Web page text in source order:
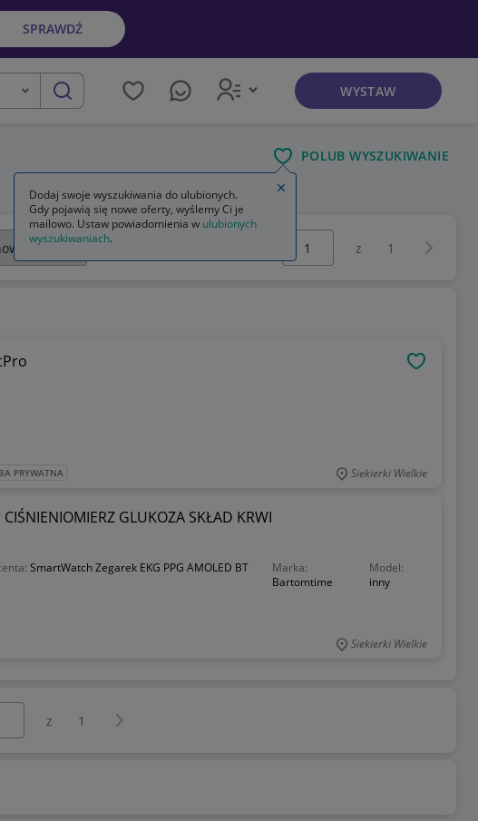
SPRAWDŹ
szukaj WYSTAW
POLUB WYSZUKIWANIE
z 1
PRYWATNA Siekierki Wielkie
GLUKOZA SKŁAD KRWI
SmartWatch Zegarek EKG PPG AMOLED BT
Marka:
Bartomtime
Model:
inny
Siekierki Wielkie
z 1 Następna strona
Dodaj swoje wyszukiwania do ulubionych.
Gdy pojawią się nowe oferty, wyślemy Ci je
mailowo. Ustaw powiadomienia w ulubionych
wyszukiwaniach.
Zamknij wskazówkę